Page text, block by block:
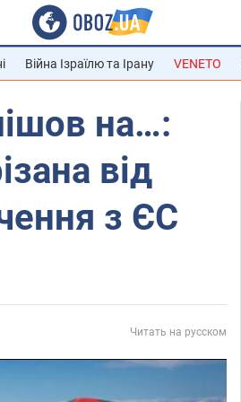
Війна Ізраїлю та Ірану VENETO
на…:
від
з ЄС
Читать на русском